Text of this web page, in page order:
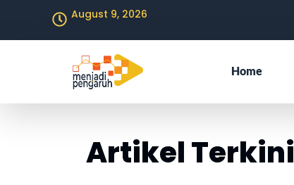
August 9, 2026
Home
Artikel Terkini